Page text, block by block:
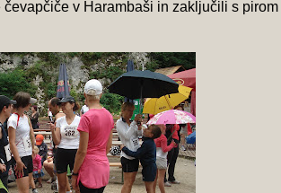
čevapčiče v Harambaši in zaključili s pirom